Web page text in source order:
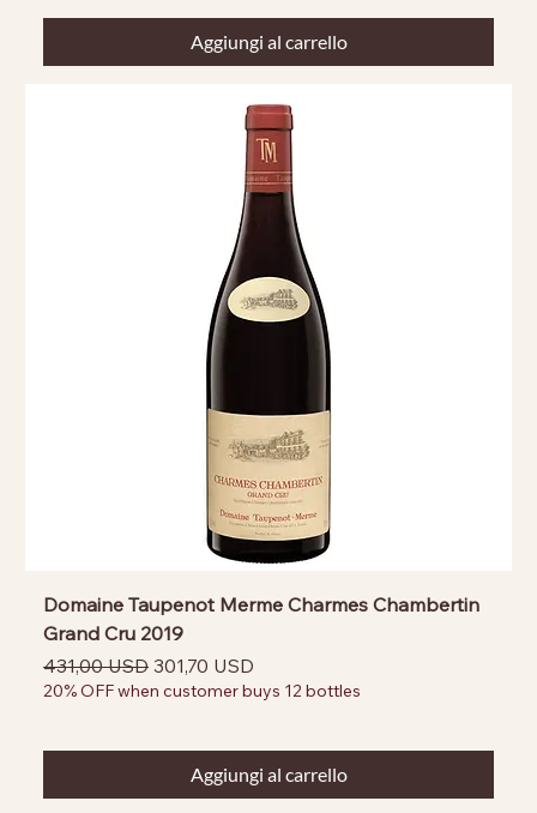
Aggiungi al carrello
Domaine Taupenot Merme Charmes Chambertin
Grand Cru 2019
Prezzo regolare
431,00 USD Prezzo scontato
301,70 USD
20% OFF when customer buys 12 bottles
Aggiungi al carrello